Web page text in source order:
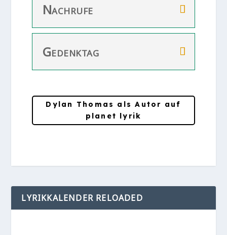
Nachrufe
Gedenktag
Dylan Thomas als Autor auf
planet lyrik
LYRIKKALENDER RELOADED